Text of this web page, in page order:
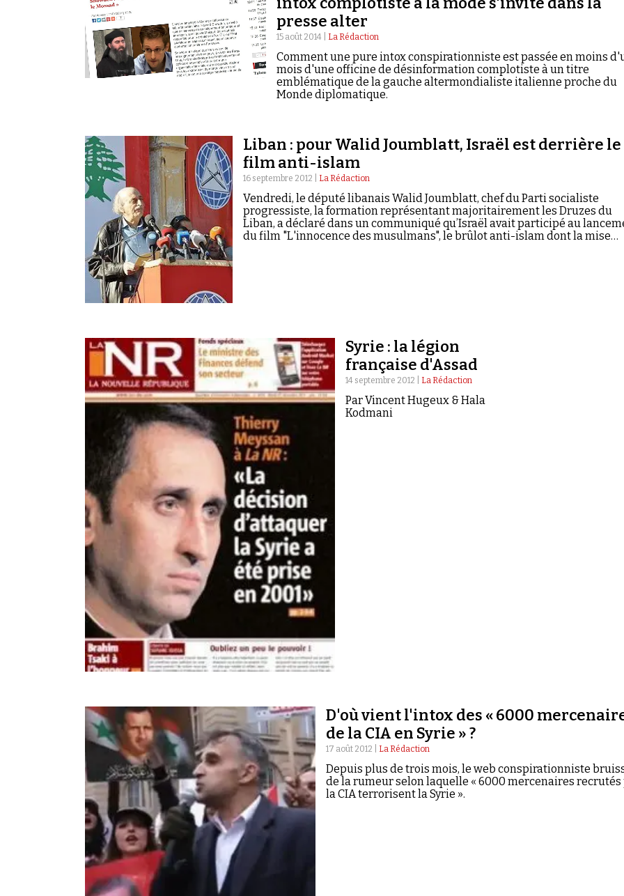
presse alter
15 août 2014 | La Rédaction
Comment une pure intox conspirationniste est passée en moins
mois d'une officine de désinformation complotiste à un titre
emblématique de la gauche altermondialiste italienne proche du
Monde diplomatique.
Liban : pour Walid Joumblatt, Israël est derrière le
film anti-islam
16 septembre 2012 | La Rédaction
Vendredi, le député libanais Walid Joumblatt, chef du Parti socialiste
progressiste, la formation représentant majoritairement les Druzes du
Liban, a déclaré dans un communiqué qu’Israël avait participé au
du film "L'innocence des musulmans", le brûlot anti-islam dont la mise…
Syrie : la légion
française d'Assad
14 septembre 2012 | La Rédaction
Par Vincent Hugeux & Hala
Kodmani
D'où vient l'intox des « 6000
de la CIA en Syrie‏ » ?
17 août 2012 | La Rédaction
Depuis plus de trois mois, le web conspirationniste
de la rumeur selon laquelle « 6000 mercenaires recrutés
la CIA terrorisent la Syrie ».